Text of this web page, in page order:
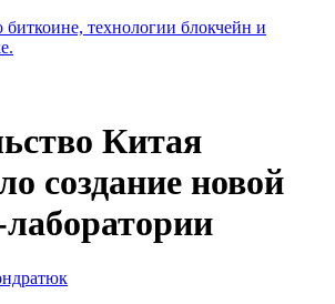
технологии блокчейн и
Китая
создание новой